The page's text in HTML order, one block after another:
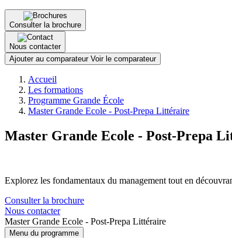
Consulter la brochure
Nous contacter
Ajouter au comparateur Voir le comparateur
d'Ariane
Accueil
Les formations
Programme Grande École
Master Grande Ecole - Post-Prepa Littéraire
Master Grande Ecole - Post-Prepa
Explorez les fondamentaux du management tout en
Consulter la brochure
Nous contacter
Master Grande Ecole - Post-Prepa Littéraire
Menu du programme